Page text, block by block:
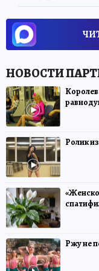
Ролик
Ржу не